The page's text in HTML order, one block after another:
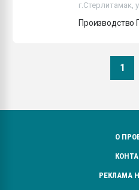
г.Стерлитамак,
Производство
1
О
РЕКЛАМА